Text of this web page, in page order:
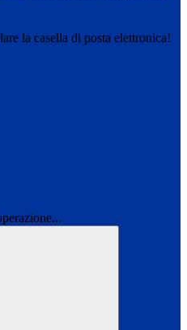
la casella di posta elettronica!